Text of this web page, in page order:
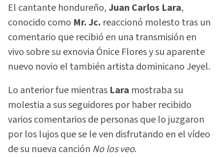
El cantante hondureño,Juan Carlos Lara,
conocido como Mr. Jc. reaccionó molesto tras un
comentario que recibió en una transmisión en
vivo sobre su exnovia Ónice Flores y su aparente
nuevo novio el también artista dominicano Jeyel.
Lo anterior fue mientras Lara mostraba su
molestia a sus seguidores por haber recibido
varios comentarios de personas que lo juzgaron
por los lujos que se le ven disfrutando en el vídeo
de su nueva canción No los veo.